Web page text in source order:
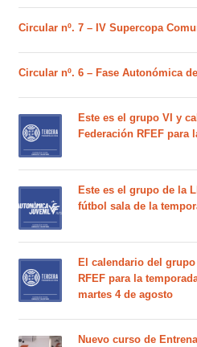
Circular nº. 7 – IV Supercopa
Circular nº. 6 – Fase Autonómica
Este es el grupo VI y
Federación RFEF para
Este es el grupo de la
fútbol sala de la
El calendario del
RFEF para la
martes 4 de agosto
Nuevo curso de